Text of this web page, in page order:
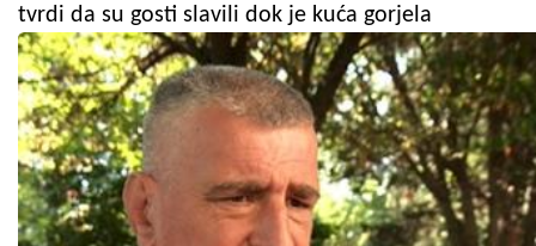
tvrdi da su gosti slavili dok je kuća gorjela